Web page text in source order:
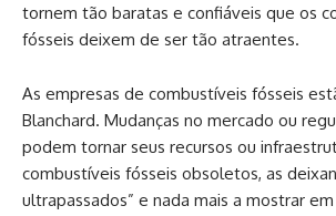
tornem tão baratas e confiáveis que os
fósseis deixem de ser tão atraentes.
As empresas de combustíveis fósseis
Blanchard. Mudanças no mercado ou
podem tornar seus recursos ou
combustíveis fósseis obsoletos, as
ultrapassados” e nada mais a mostrar